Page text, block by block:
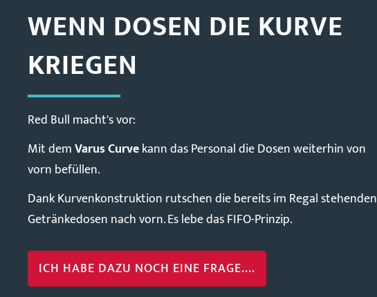
WENN DOSEN DIE KURVE
KRIEGEN
Red Bull macht's vor:
Mit demVarus Curvekann das Personal die Dosen weiterhin von
vorn befüllen.
Dank Kurvenkonstruktion rutschen die bereits im Regal stehenden
Getränkedosen nach vorn. Es lebe das FIFO-Prinzip.
ICH HABE DAZU NOCH EINE FRAGE....